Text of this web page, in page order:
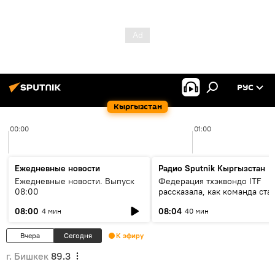
Кыргызстан
РУС
00:00 01:00
Ежедневные новости
Ежедневные новости. Выпуск
08:00
08:00 4 мин
Радио Sputnik Кыргызстан
Федерация тхэквондо ITF
рассказала, как команда
08:04 40 мин
Вчера Сегодня К эфиру
г. Бишкек 89.3